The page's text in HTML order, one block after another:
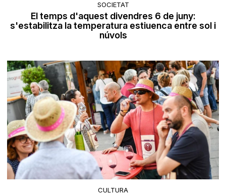
SOCIETAT
El temps d'aquest divendres 6 de juny:
s'estabilitza la temperatura estiuenca entre sol i
núvols
CULTURA